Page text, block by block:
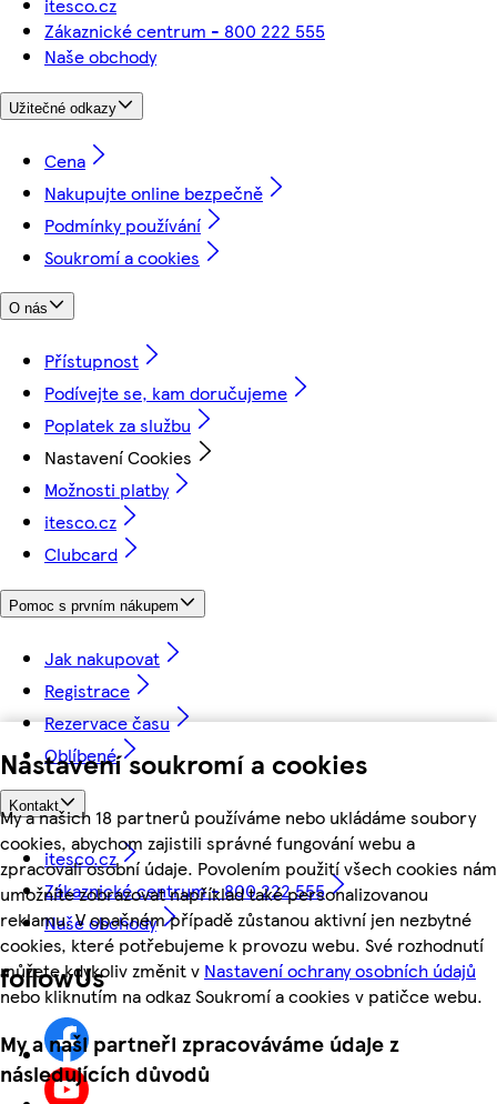
Nastavení soukromí a cookies
My a našich 18 partnerů používáme nebo ukládáme soubory
cookies, abychom zajistili správné fungování webu a
zpracovali osobní údaje. Povolením použití všech cookies nám
umožníte zobrazovat například také personalizovanou
reklamu. V opačném případě zůstanou aktivní jen nezbytné
cookies, které potřebujeme k provozu webu. Své rozhodnutí
můžete kdykoliv změnit v Nastavení ochrany osobních údajů
nebo kliknutím na odkaz Soukromí a cookies v patičce webu.
My a naši partneři zpracováváme údaje z
následujících důvodů
itesco.cz
Zákaznické centrum - 800 222 555
Naše obchody
Užitečné odkazy
Cena
Nakupujte online bezpečně
Podmínky používání
Soukromí a cookies
O nás
Přístupnost
Podívejte se, kam doručujeme
Poplatek za službu
Nastavení Cookies
Možnosti platby
itesco.cz
Clubcard
Pomoc s prvním nákupem
Jak nakupovat
Registrace
Rezervace času
Oblíbené
Kontakt
itesco.cz
Zákaznické centrum - 800 222 555
Naše obchody
followUs